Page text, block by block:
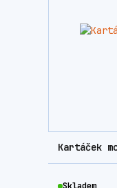
Kartáček